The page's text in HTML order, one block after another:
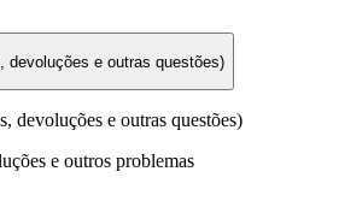
devoluções e outras questões)
devoluções e outras questões)
e outros problemas